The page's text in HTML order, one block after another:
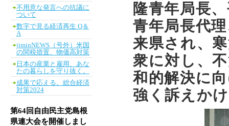
隆青年局長
青年局長代
来県され、
衆に対し、
和的解決に
強く訴えか
不用意な発言への抗議に
ついて
数字で見る経済再生 Q＆
A
jiminNEWS（号外）米国
の関税措置、物価高対策
日本の産業と雇用、あな
たの暮らしを守り抜く。
成果で応える。総合経済
対策2024
第64回自由民主党島根
県連大会を開催しまし